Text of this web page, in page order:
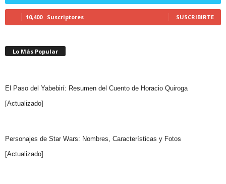
10,400 Suscriptores SUSCRIBIRTE
Lo Más Popular
El Paso del Yabebirí: Resumen del Cuento de Horacio Quiroga
[Actualizado]
Personajes de Star Wars: Nombres, Características y Fotos
[Actualizado]